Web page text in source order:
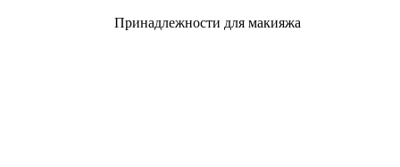
Принадлежности для макияжа